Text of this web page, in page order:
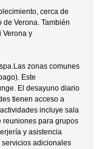
cerca de
de Verona. También
Verona y
zonas comunes
Este
El desayuno diario
tienen acceso a
incluye sala
reuniones para grupos
y asistencia
servicios adicionales